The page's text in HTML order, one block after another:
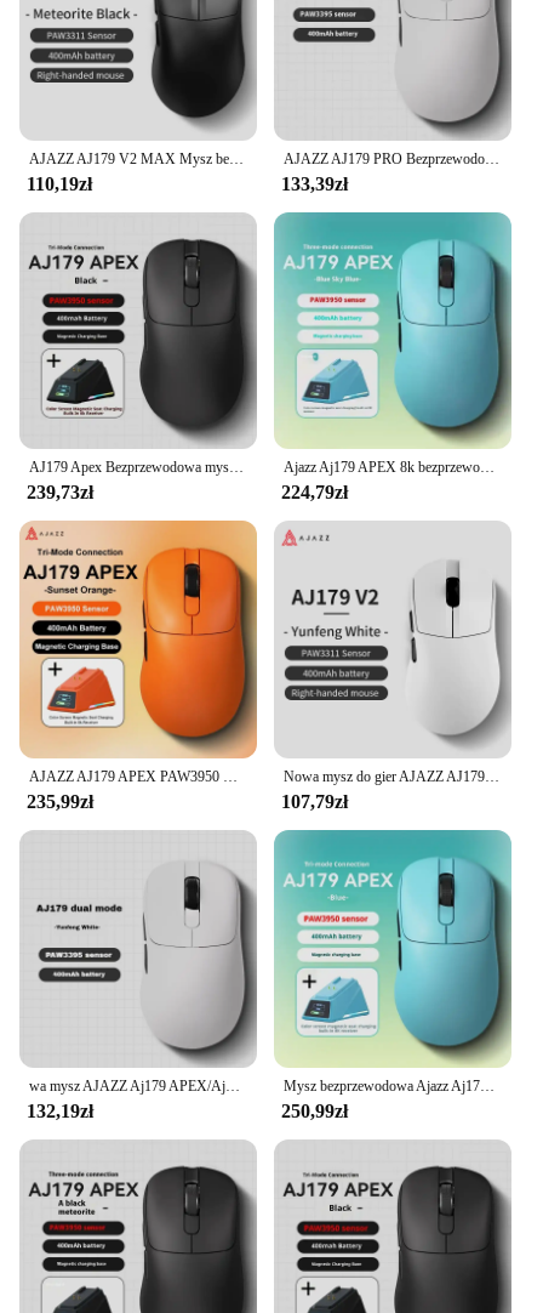
110,19zł
AJAZZ AJ179 PRO Bezprzewodowa mysz Bluetooth PAW3395 3-trybowa mysz powrotna 8K Lekka, długa wytrzymałość Niestandardowa mysz do gier e-sportowych
133,39zł
AJ179 Apex Bezprzewodowa mysz AJAZZ 58g Lekka, długa żywotność baterii Nowa wersja Wielomodowy Bluetooth 2,4g PC MAC Gaming Office
239,73zł
Ajazz Aj179 APEX 8k bezprzewodowa mysz PAW3950 czujnik trzy tryby podstawa ładująca mysz do gier lekka ergonomia 400mAh komputer dla graczy
224,79zł
AJAZZ AJ179 APEX PAW3950 Bezprzewodowa mysz do gier 8 kHz z magnetyczną podstawą ładującą Ultralekkie programowalne przyciski do komputera PC
235,99zł
Nowa mysz do gier AJAZZ AJ179 V2 trójmodowa lekka mysz dla praworęcznych Paw3311 czujnik niestandardowa mysz do gier Pc akcesoria dla graczy
107,79zł
wa mysz AJAZZ Aj179 APEX/Aj179 Pro e-sportowa mysz z trybem trybowym bezprzewodowa mysz Bluetooth z stacją ładującą Paw3950 urządzenia peryferyjne z czujnikiem
132,19zł
Mysz bezprzewodowa Ajazz Aj179 Apex 2,4 g trybów dostosowana Paw3950 8k Rgb duża ręczna mysz do gier e-sportowych z podstawą ładującą
250,99zł